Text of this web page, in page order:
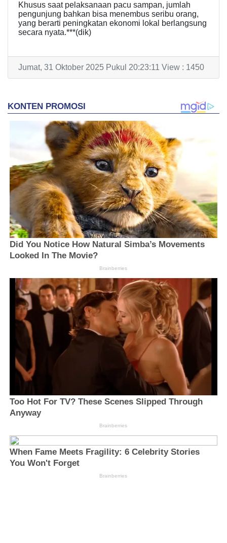
Khusus saat pelaksanaan pacu sampan, jumlah
pengunjung bahkan bisa menembus seribu orang,
yang berarti peningkatan ekonomi lokal berlangsung
secara nyata.***(dik)
Jumat, 31 Oktober 2025 Pukul 20:23:11 View : 1450